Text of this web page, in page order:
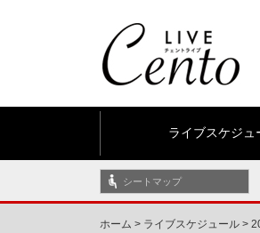
ライブスケジュ
シートマップ
ホーム > ライブスケジュール >